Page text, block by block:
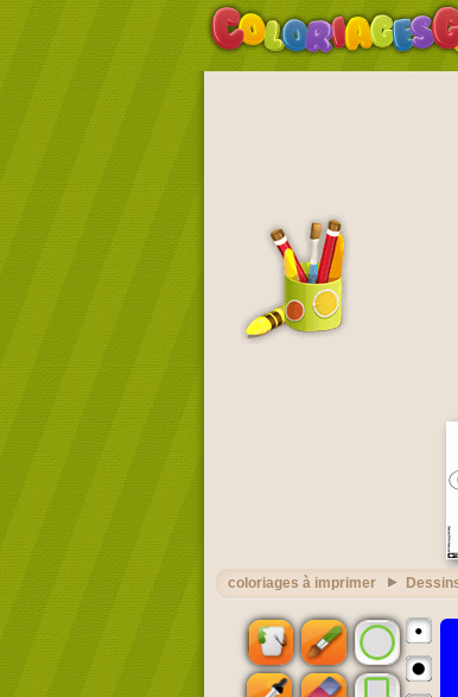
coloriages à imprimer